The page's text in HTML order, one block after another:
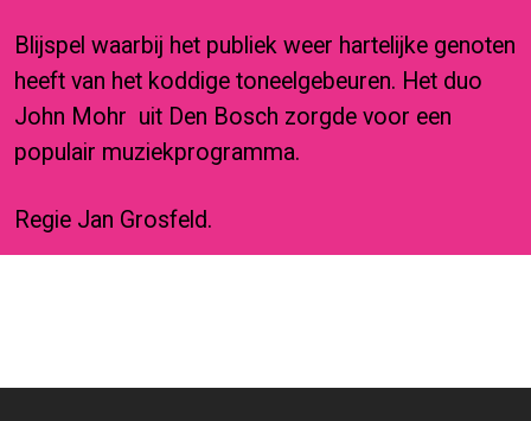
Blijspel waarbij het publiek weer hartelijke genoten
heeft van het koddige toneelgebeuren. Het duo
John Mohr uit Den Bosch zorgde voor een
populair muziekprogramma.
Regie Jan Grosfeld.